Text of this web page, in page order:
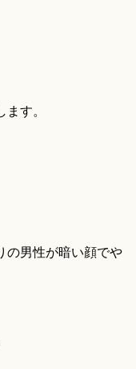
す。
の男性が暗い顔でや